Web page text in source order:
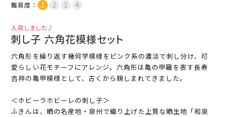
難易度：
入荷しました♪
刺し子 六角花模様セット
六角形を繰り返す幾何学模様をピンク系の濃淡で刺し分け、可
愛らしい花モチーフにアレンジ。六角形は亀の甲羅を表す長寿
吉祥の亀甲模様として、古くから親しまれてきました。
＜ホビーラホビーレの刺し子＞
ふきんは、晒の名産地・泉州で織り上げた上質な晒生地「和泉